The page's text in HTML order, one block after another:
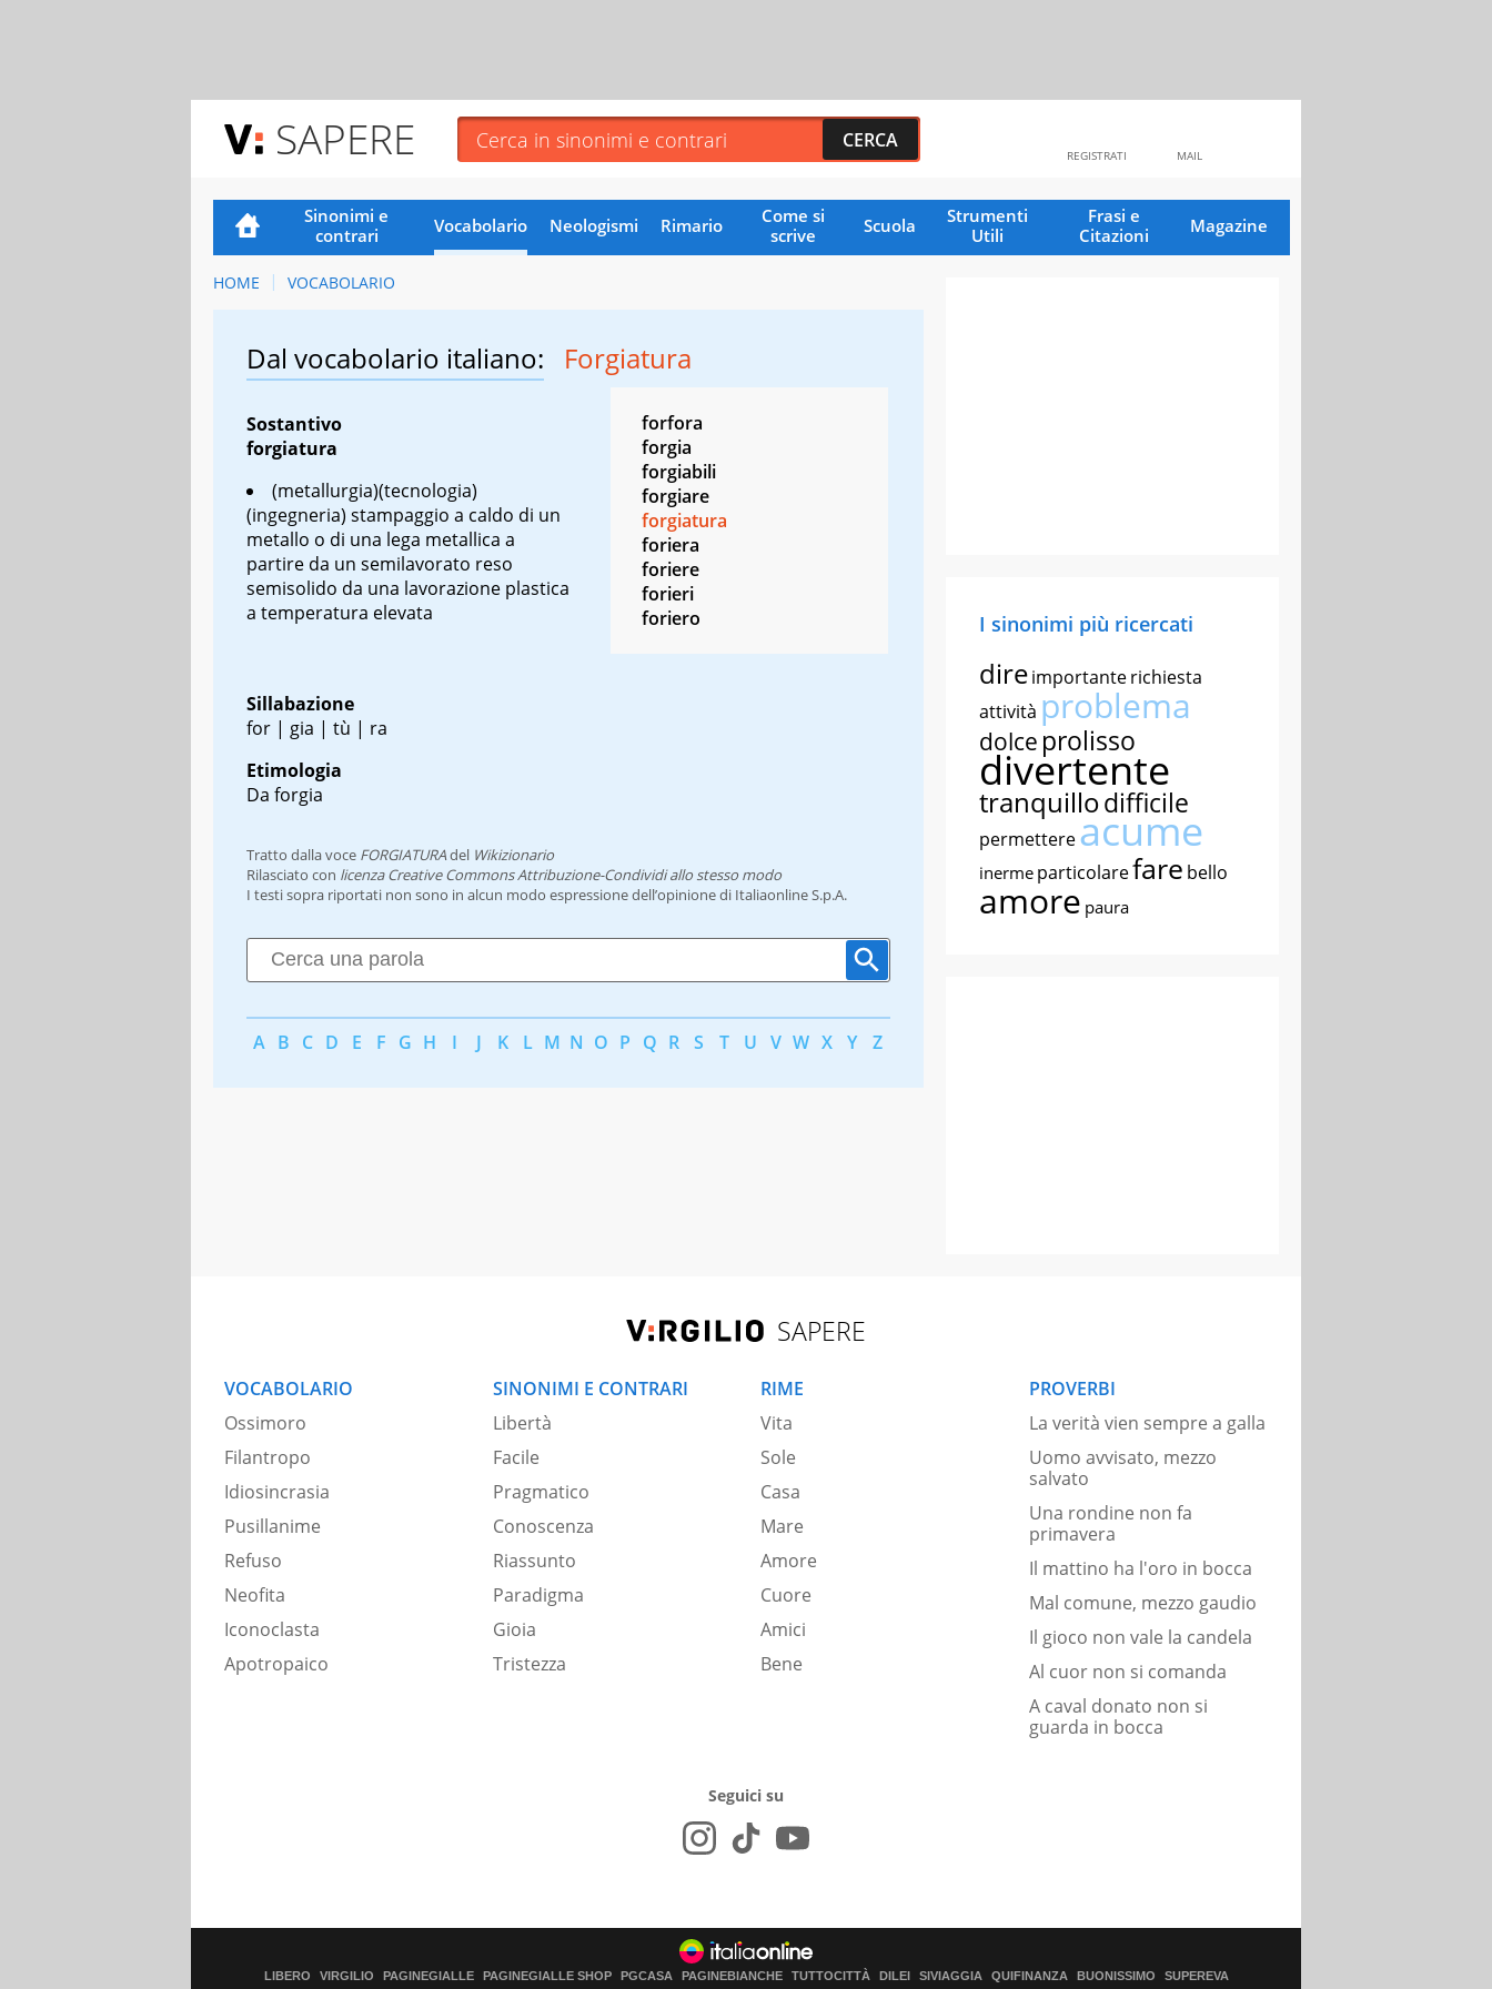
SAPERE MAIL
REGISTRATI
Sinonimi e
contrari
Vocabolario Neologismi Rimario
Come si
scrive
Scuola
Strumenti
Utili
Frasi e
Citazioni
Magazine
HOME VOCABOLARIO
Dal vocabolario italiano: Forgiatura
Sostantivo
forgiatura
(metallurgia)(tecnologia)
(ingegneria) stampaggio a caldo di un
metallo o di una lega metallica a
partire da un semilavorato reso
semisolido da una lavorazione plastica
a temperatura elevata
Sillabazione
for | gia | tù | ra
Etimologia
Da forgia
forfora
forgia
forgiabili
forgiare
forgiatura
foriera
foriere
forieri
foriero
Tratto dalla voce FORGIATURAdel Wikizionario
Rilasciato con licenza Creative Commons Attribuzione-Condividi allo stesso modo
I testi sopra riportati non sono in alcun modo espressione dell’opinione di Italiaonline S.p.A.
A B C D E F G H I J K L M N O P Q R S T U V W X Y Z
I sinonimi più ricercati
direimportanterichiesta
attività problema
dolce prolisso
divertente
tranquillodifficile
permettereacume
inerme particolarefare bello
amore paura
SAPERE
VOCABOLARIO
Ossimoro
Filantropo
Idiosincrasia
Pusillanime
Refuso
Neofita
Iconoclasta
Apotropaico
SINONIMI E CONTRARI
Libertà
Facile
Pragmatico
Conoscenza
Riassunto
Paradigma
Gioia
Tristezza
RIME
Vita
Sole
Casa
Mare
Amore
Cuore
Amici
Bene
PROVERBI
La verità vien sempre a galla
Uomo avvisato, mezzo
salvato
Una rondine non fa
primavera
Il mattino ha l'oro in bocca
Mal comune, mezzo gaudio
Il gioco non vale la candela
Al cuor non si comanda
A caval donato non si
guarda in bocca
Seguici su
LIBERO VIRGILIO PAGINEGIALLE PAGINEGIALLE SHOP PGCASA PAGINEBIANCHE TUTTOCITTÀ DILEI SIVIAGGIA QUIFINANZA BUONISSIMO SUPEREVA